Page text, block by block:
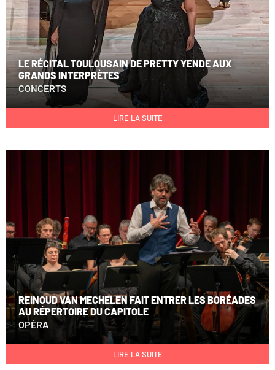
LE RÉCITAL TOULOUSAIN DE PRETTY YENDE AUX
GRANDS INTERPRÈTES
CONCERTS
LIRE LA SUITE
REINOUD VAN MECHELEN FAIT ENTRER LES BORÉADES
AU RÉPERTOIRE DU CAPITOLE
OPÉRA
LIRE LA SUITE